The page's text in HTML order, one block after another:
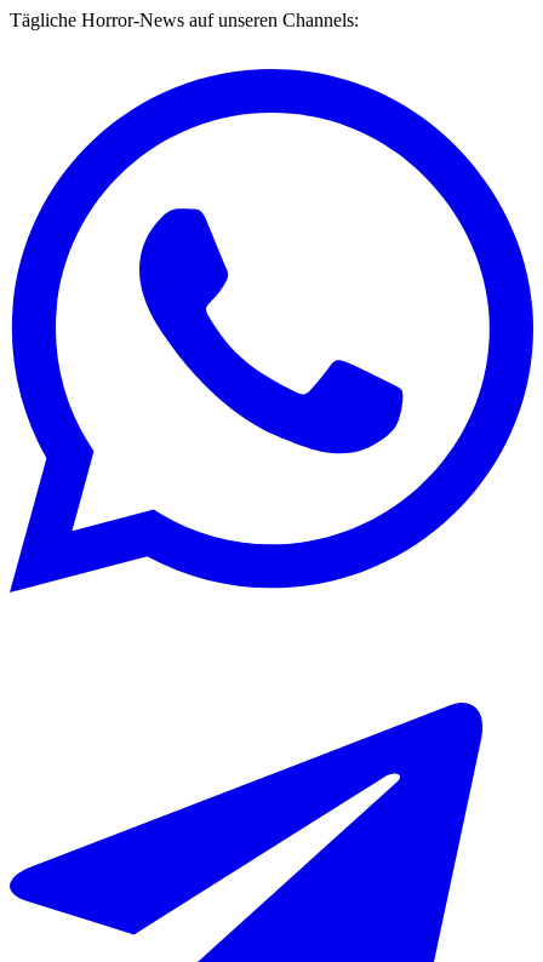
Tägliche Horror-News auf unseren Channels: